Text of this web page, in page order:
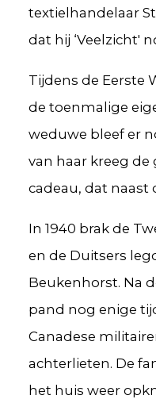
textielhandelaar
dat hij ‘Veelzicht'
Tijdens de Eerste
de toenmalige
weduwe bleef er
van haar kreeg de
cadeau, dat naast
In 1940 brak de
en de Duitsers
Beukenhorst. Na
pand nog enige
Canadese
achterlieten. De
het huis weer